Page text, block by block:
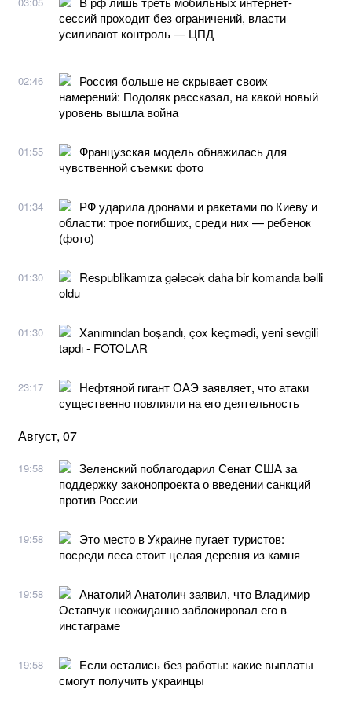
сессий проходит без ограничений, власти
усиливают контроль — ЦПД
02:46
Россия больше не скрывает своих
намерений: Подоляк рассказал, на какой новый
уровень вышла война
01:55
Французская модель обнажилась для
чувственной съемки: фото
01:34
РФ ударила дронами и ракетами по Киеву и
области: трое погибших, среди них — ребенок
(фото)
01:30
Respublikamıza gələcək daha bir komanda bəlli
oldu
01:30
Xanımından boşandı, çox keçmədi, yeni sevgili
tapdı - FOTOLAR
23:17
Нефтяной гигант ОАЭ заявляет, что атаки
существенно повлияли на его деятельность
Август, 07
19:58
Зеленский поблагодарил Сенат США за
поддержку законопроекта о введении санкций
против России
19:58
Это место в Украине пугает туристов:
посреди леса стоит целая деревня из камня
19:58
Анатолий Анатолич заявил, что Владимир
Остапчук неожиданно заблокировал его в
инстаграме
19:58
Если остались без работы: какие выплаты
смогут получить украинцы